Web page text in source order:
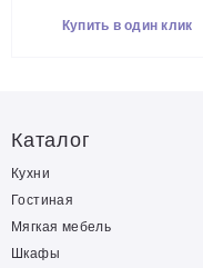
Купить в один клик
Каталог
Кухни
Гостиная
Мягкая мебель
Шкафы